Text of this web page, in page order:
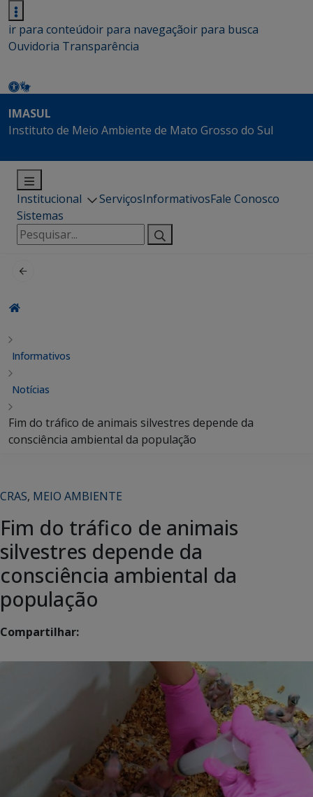
ir para conteúdoir para navegaçãoir para busca
Ouvidoria Transparência
IMASUL
Instituto de Meio Ambiente de Mato Grosso do Sul
Institucional ServiçosInformativosFale Conosco
Sistemas
Pesquisar
por:
Informativos
Notícias
Fim do tráfico de animais silvestres depende da
consciência ambiental da população
CRAS, MEIO AMBIENTE
Fim do tráfico de animais
silvestres depende da
consciência ambiental da
população
Compartilhar: